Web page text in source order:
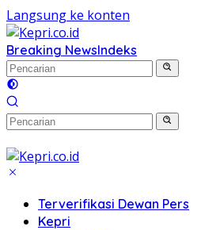
Langsung ke konten
Breaking NewsIndeks
Terverifikasi Dewan Pers
Kepri